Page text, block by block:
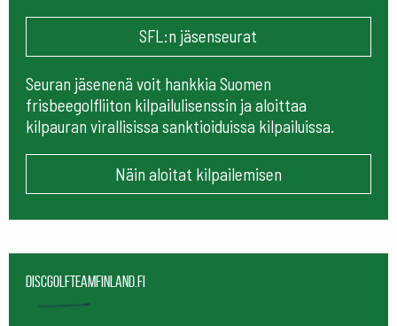
SFL:n jäsenseurat
Seuran jäsenenä voit hankkia Suomen
frisbeegolfliiton kilpailulisenssin ja aloittaa
kilpauran virallisissa sanktioiduissa kilpailuissa.
Näin aloitat kilpailemisen
Discgolfteamfinland.fi